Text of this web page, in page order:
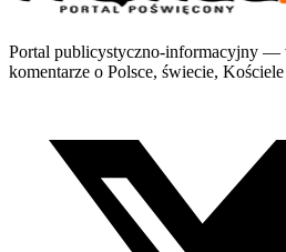
Portal publicystyczno-informacyjny —
komentarze o Polsce, świecie,